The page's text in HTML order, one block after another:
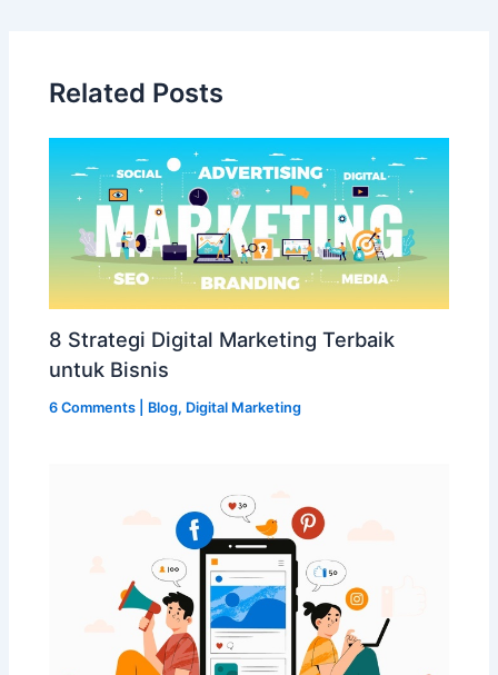
Related Posts
8 Strategi Digital Marketing Terbaik
untuk Bisnis
6 Comments Blog, Digital Marketing